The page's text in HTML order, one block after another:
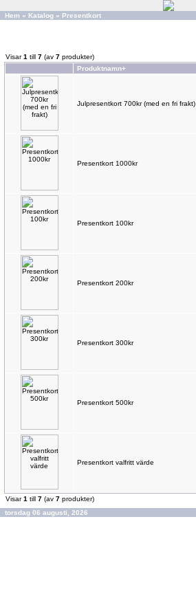
Hem » Katalog » Presentkort
Visar1 till 7 (av 7 produkter)
Produktnamn+
Julpresentkort 700kr (med en fri frakt)
Presentkort 1000kr
Presentkort 100kr
Presentkort 200kr
Presentkort 300kr
Presentkort 500kr
Presentkort valfritt värde
Visar1 till 7 (av 7 produkter)
torsdag 06 augusti, 2026